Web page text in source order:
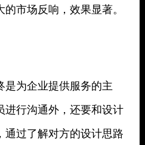
市场反响，效果显著。
是为企业提供服务的主
进行沟通外，还要和设计
通过了解对方的设计思路